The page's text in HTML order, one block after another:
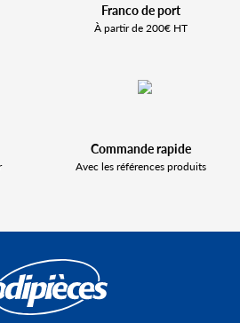
Franco de port
À partir de 200€ HT
Commande rapide
Avec les références produits